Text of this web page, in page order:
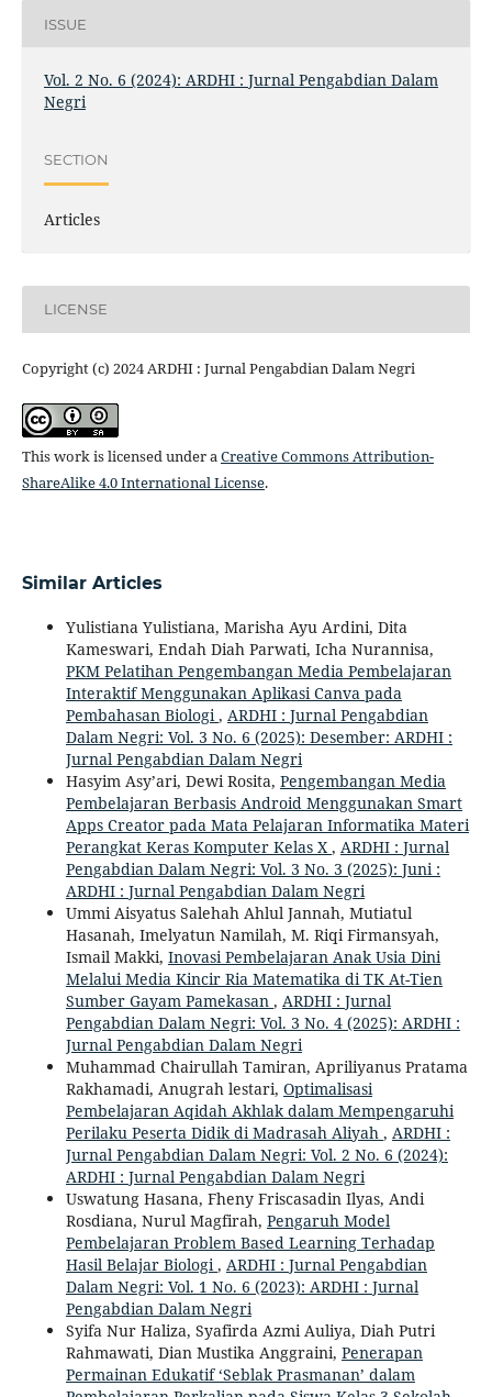
ISSUE
Vol. 2 No. 6 (2024): ARDHI : Jurnal Pengabdian Dalam
Negri
SECTION
Articles
LICENSE
Copyright (c) 2024 ARDHI : Jurnal Pengabdian Dalam Negri
This work is licensed under a Creative Commons Attribution-
ShareAlike 4.0 International License.
Similar Articles
Yulistiana Yulistiana, Marisha Ayu Ardini, Dita
Kameswari, Endah Diah Parwati, Icha Nurannisa,
PKM Pelatihan Pengembangan Media Pembelajaran
Interaktif Menggunakan Aplikasi Canva pada
Pembahasan Biologi , ARDHI : Jurnal Pengabdian
Dalam Negri: Vol. 3 No. 6 (2025): Desember: ARDHI :
Jurnal Pengabdian Dalam Negri
Hasyim Asy’ari, Dewi Rosita, Pengembangan Media
Pembelajaran Berbasis Android Menggunakan Smart
Apps Creator pada Mata Pelajaran Informatika Materi
Perangkat Keras Komputer Kelas X , ARDHI : Jurnal
Pengabdian Dalam Negri: Vol. 3 No. 3 (2025): Juni :
ARDHI : Jurnal Pengabdian Dalam Negri
Ummi Aisyatus Salehah Ahlul Jannah, Mutiatul
Hasanah, Imelyatun Namilah, M. Riqi Firmansyah,
Ismail Makki, Inovasi Pembelajaran Anak Usia Dini
Melalui Media Kincir Ria Matematika di TK At-Tien
Sumber Gayam Pamekasan , ARDHI : Jurnal
Pengabdian Dalam Negri: Vol. 3 No. 4 (2025): ARDHI :
Jurnal Pengabdian Dalam Negri
Muhammad Chairullah Tamiran, Apriliyanus Pratama
Rakhamadi, Anugrah lestari, Optimalisasi
Pembelajaran Aqidah Akhlak dalam Mempengaruhi
Perilaku Peserta Didik di Madrasah Aliyah , ARDHI :
Jurnal Pengabdian Dalam Negri: Vol. 2 No. 6 (2024):
ARDHI : Jurnal Pengabdian Dalam Negri
Uswatung Hasana, Fheny Friscasadin Ilyas, Andi
Rosdiana, Nurul Magfirah, Pengaruh Model
Pembelajaran Problem Based Learning Terhadap
Hasil Belajar Biologi , ARDHI : Jurnal Pengabdian
Dalam Negri: Vol. 1 No. 6 (2023): ARDHI : Jurnal
Pengabdian Dalam Negri
Syifa Nur Haliza, Syafirda Azmi Auliya, Diah Putri
Rahmawati, Dian Mustika Anggraini, Penerapan
Permainan Edukatif ‘Seblak Prasmanan’ dalam